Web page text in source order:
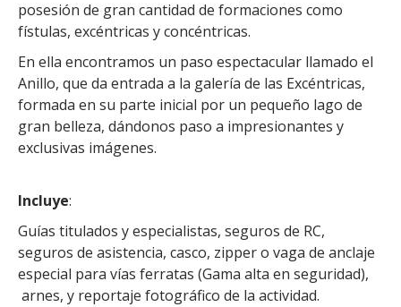
posesión de gran cantidad de formaciones como
fístulas, excéntricas y concéntricas.
En ella encontramos un paso espectacular llamado el
Anillo, que da entrada a la galería de las Excéntricas,
formada en su parte inicial por un pequeño lago de
gran belleza, dándonos paso a impresionantes y
exclusivas imágenes.
Incluye:
Guías titulados y especialistas, seguros de RC,
seguros de asistencia, casco, zipper o vaga de anclaje
especial para vías ferratas (Gama alta en seguridad),
arnes, y reportaje fotográfico de la actividad.